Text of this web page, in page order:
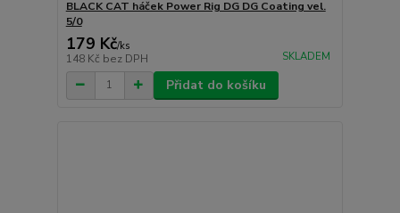
BLACK CAT háček Power Rig DG DG Coating vel.
5/0
179 Kč/ks
148 Kč bez DPH SKLADEM
Přidat do košíku